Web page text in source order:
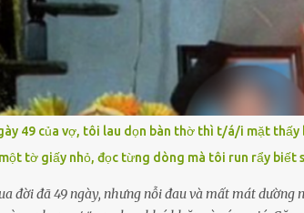
chủ động gỡ bài viết và đăng bài xin lỗi trên trang
Đơn vị cung...
49 của vợ, tôi lau dọn bàn thờ thì t/á/i mặt
tờ giấy nhỏ, đọc từng dòng mà tôi run rẩy biết
đời đã 49 ngày, nhưng nỗi đau và mất mát